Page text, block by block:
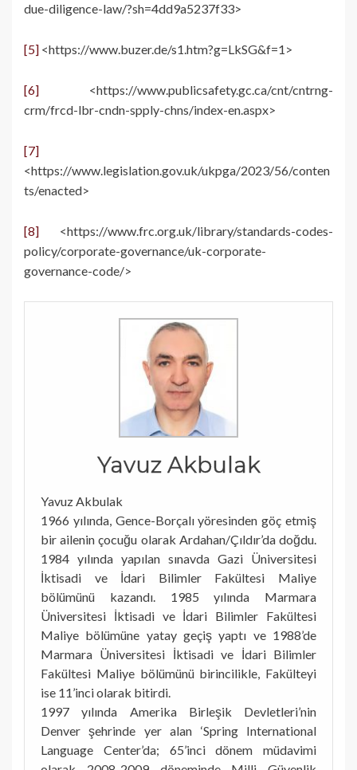
due-diligence-law/?sh=4dd9a5237f33>
[5] <https://www.buzer.de/s1.htm?g=LkSG&f=1>
[6] <https://www.publicsafety.gc.ca/cnt/cntrng-
crm/frcd-lbr-cndn-spply-chns/index-en.aspx>
[7]
<https://www.legislation.gov.uk/ukpga/2023/56/conten
ts/enacted>
[8] <https://www.frc.org.uk/library/standards-codes-
policy/corporate-governance/uk-corporate-
governance-code/>
Yavuz Akbulak
Yavuz Akbulak
1966 yılında, Gence-Borçalı yöresinden göç etmiş
bir ailenin çocuğu olarak Ardahan/Çıldır’da doğdu.
1984 yılında yapılan sınavda Gazi Üniversitesi
İktisadi ve İdari Bilimler Fakültesi Maliye
bölümünü kazandı. 1985 yılında Marmara
Üniversitesi İktisadi ve İdari Bilimler Fakültesi
Maliye bölümüne yatay geçiş yaptı ve 1988’de
Marmara Üniversitesi İktisadi ve İdari Bilimler
Fakültesi Maliye bölümünü birincilikle, Fakülteyi
ise 11’inci olarak bitirdi.
1997 yılında Amerika Birleşik Devletleri’nin
Denver şehrinde yer alan ‘Spring International
Language Center’da; 65’inci dönem müdavimi